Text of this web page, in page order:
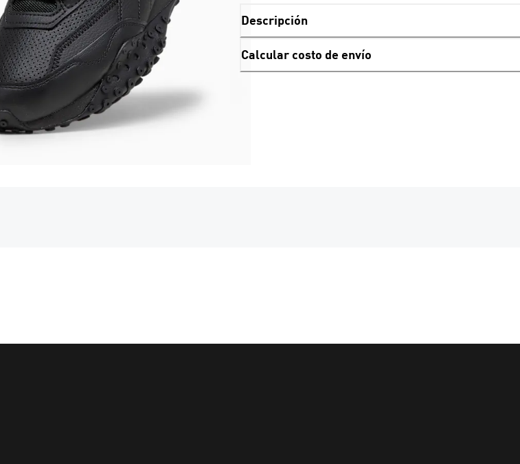
Descripción
Calcular costo de envío